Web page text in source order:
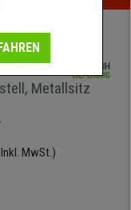
Metallsitz
MwSt.)